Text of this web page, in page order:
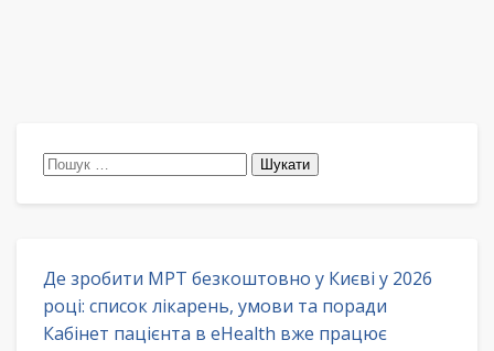
Пошук:
Де зробити МРТ безкоштовно у Києві у 2026
році: список лікарень, умови та поради
Кабінет пацієнта в eHealth вже працює